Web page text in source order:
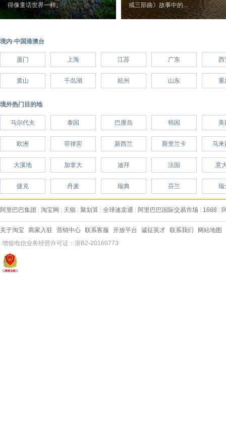
得像童话世界一样。
戒三部曲》故事中的...
境内·中国港澳台
厦门 上海 江苏 广东 西
黄山 千岛湖 杭州 山东 重
境外热门目的地
马尔代夫 泰国 巴厘岛 韩国 美
欧洲 菲律宾 新西兰 斯里兰卡 马来
大溪地 加拿大 迪拜 法国 意
捷克 丹麦 瑞典 芬兰 瑞
阿里巴巴集团 淘宝网 天猫 聚划算 全球速卖通 阿里巴巴国际交易市场 1688
关于淘宝 商家入驻 营销中心 联系客服 开放平台 诚征英才 联系我们
网站地图
增值电信业务经营许可证：浙B2-20160773